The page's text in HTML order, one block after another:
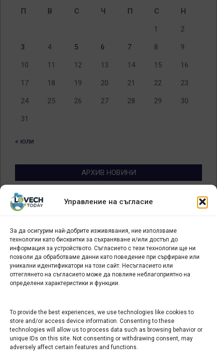
Управление на съгласие
За да осигурим най-добрите изживявания, ние използваме
технологии като бисквитки за съхраняване и/или достъп до
информация за устройството. Съгласието с тези технологии ще ни
позволи да обработваме данни като поведение при сърфиране или
уникални идентификатори на този сайт. Несъгласието или
оттеглянето на съгласието може да повлияе неблагоприятно на
определени характеристики и функции.
To provide the best experiences, we use technologies like cookies to
store and/or access device information. Consenting to these
technologies will allow us to process data such as browsing behavior or
unique IDs on this site. Not consenting or withdrawing consent, may
adversely affect certain features and functions.
П
В С Ч П С Н
1 2
3 4 5 6 7 8 9
10 11 12 13 14 15 16
17 18 19 20 21 22 23
24 25 26 27 28 29 30
31
« юли
АРХИВ НОВИНИ
Архив
новини
БИЗНЕС
Арт галерия "Мостове" – магазин за изкуство
СЕВЕРОЗАПАДА ИНФОРМАЦИОНЕН БИЗНЕС
ТУРИСТИЧЕСКИ КЛЪСТЕР
ИНСТИТУЦИИ В ЛОВЕЧ
Административен съд Ловеч
Областна администрация Ловеч